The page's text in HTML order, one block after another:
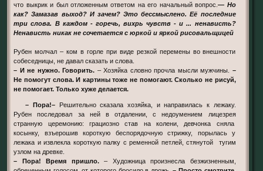
что выкрик и был отложенным ответом на его начальный вопрос.— Но
как? Замазав выход? И зачем? Это бессмыслено. Её последние
три слова. В каждом - горечь, вихрь чувств - и ... ненависть?
Ненависть никак не сочетается с юркой и яркой рисовальщицей
Рубен молчал – ком в горле при виде резкой перемены во внешности
собеседницы, не давал сказать и слова.
– И не нужно. Говорить. – Хозяйка словно прочла мысли мужчины. –
Не помогут слова. И картины тоже не помогают. Сколько не рисуй,
не помогает. Только хуже делается.
– Пора!– Решительно сказала хозяйка, и направилась к лежаку.
Рубен последовал за ней в отдалении, с недоумением лицезрея
странную церемонию: грациозно став на колени, девчонка сняла
косынку, взъерошив короткую беспорядочную стрижку, порылась у
лежака и извлекла короткую палку с ременной петлей, стянутой тугим
узлом на древке.
– Пора! Время пришло.– Художница произнесла безжизненным,